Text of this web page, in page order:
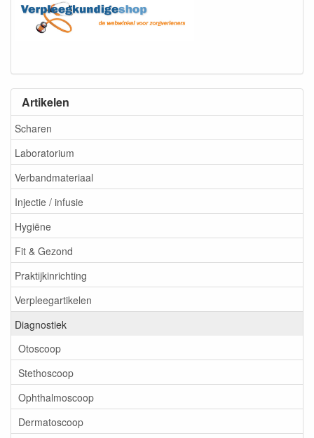
Artikelen
Scharen
Laboratorium
Verbandmateriaal
Injectie / infusie
Hygiëne
Fit & Gezond
Praktijkinrichting
Verpleegartikelen
Diagnostiek
Otoscoop
Stethoscoop
Ophthalmoscoop
Dermatoscoop